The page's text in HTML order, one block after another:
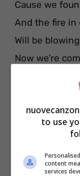
Cause we
And the fire in
Will be
Now we’re
I promise to
to use
content
services